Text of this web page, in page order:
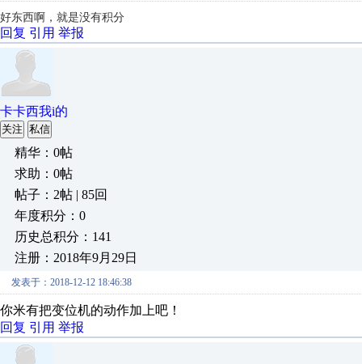
好东西啊，就是没有积分
回复 引用 举报
卡卡西我i的
关注 私信
精华：0帖
求助：0帖
帖子：2帖 | 85回
年度积分：0
历史总积分：141
注册：2018年9月29日
发表于：2018-12-12 18:46:38
你米有把变位机的动作加上吧！
回复 引用 举报